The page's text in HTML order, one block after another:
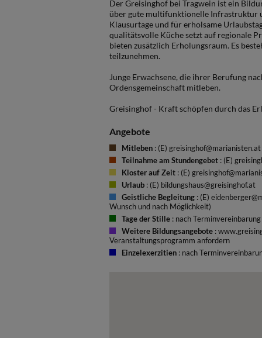
Der Greisinghof bei Tragwein ist ein
über gute multifunktionelle Infrastruktur
Klausurtage und für erholsame
qualitätsvolle Küche setzt auf regionale
bieten zusätzlich Erholungsraum. Es
teilzunehmen.
Junge Erwachsene, die ihrer Berufung
Ordensgemeinschaft mitleben.
Greisinghof - Kraft schöpfen durch das
Angebote
Mitleben : (E) greisinghof@marianisten.at
Teilnahme am Stundengebet : (E)
Kloster auf Zeit : (E)
Urlaub : (E) bildungshaus@greisinghof.at
Geistliche Begleitung : (E)
Wunsch und nach Möglichkeit)
Tage der Stille : nach Terminvereinbarung
Weitere Bildungsangebote :
Veranstaltungsprogramm anfordern
Einzelexerzitien : nach